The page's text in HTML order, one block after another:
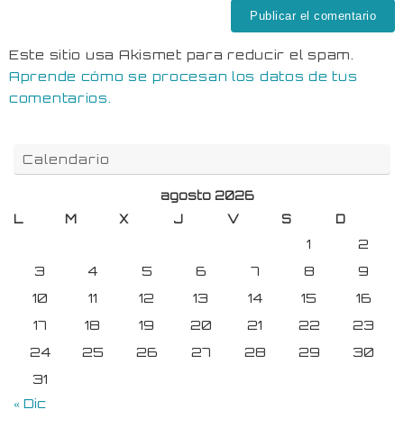
Este sitio usa Akismet para reducir el spam.
Aprende cómo se procesan los datos de tus
comentarios.
Calendario
agosto 2026
L
M X J V S D
1
2
3
4 5 6 7 8
9
10
11 12 13 14 15
16
17
18 19 20 21 22
23
24
25 26 27 28 29
30
31
« Dic